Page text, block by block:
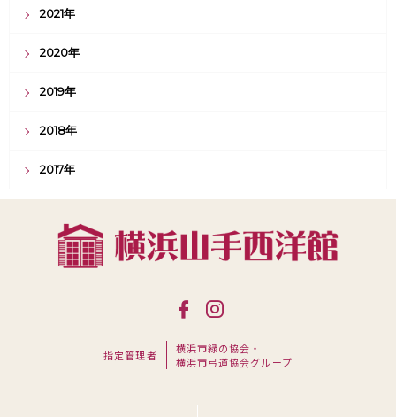
2021年
2020年
2019年
2018年
2017年
指定管理者
横浜市緑の協会・
横浜市弓道協会グループ